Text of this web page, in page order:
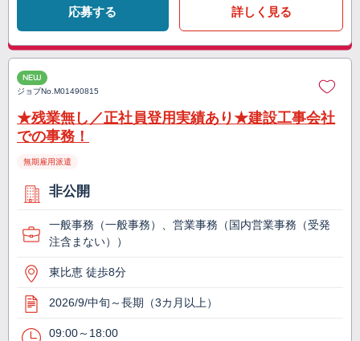
応募する 詳しく見る
NEW
ジョブNo.M01490815
★残業無し／正社員登用実績あり★建設工事会社
での事務！
無期雇用派遣
非公開
一般事務（一般事務）、営業事務（国内営業事務（受発
注含まない））
東比恵 徒歩8分
2026/9/中旬～長期（3カ月以上）
09:00～18:00